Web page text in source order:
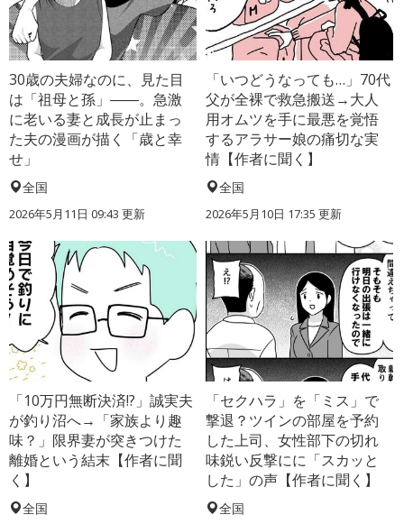
30歳の夫婦なのに、見た目
は「祖母と孫」――。急激
に老いる妻と成長が止まっ
た夫の漫画が描く「歳と幸
せ」
全国
2026年5月11日 09:43 更新
「いつどうなっても…」70代
父が全裸で救急搬送→大人
用オムツを手に最悪を覚悟
するアラサー娘の痛切な実
情【作者に聞く】
全国
2026年5月10日 17:35 更新
「10万円無断決済!?」誠実夫
が釣り沼へ→「家族より趣
味？」限界妻が突きつけた
離婚という結末【作者に聞
く】
全国
「セクハラ」を「ミス」で
撃退？ツインの部屋を予約
した上司、女性部下の切れ
味鋭い反撃にに「スカッと
した」の声【作者に聞く】
全国